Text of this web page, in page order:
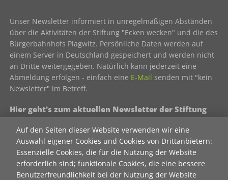
Auf den Seiten dieser Website verwenden wir eine
Auswahl eigener Cookies und Cookies von Drittanbietern:
Essenzielle Cookies, die für die Nutzung der Website
erforderlich sind; funktionale Cookies, die eine bessere
Benutzerfreundlichkeit bei der Nutzung der Website
Unser Newsletter informiert in unregelmäßigen Abständen
über die Aktivitäten der Stiftung "Ecken wecken" und die des
Bürgerbahnhofs Plagwitz. Persönliche Daten werden auf
einem Server in Deutschland gespeichert und werden nicht
an Dritte weitergegeben. Natürlich kann jederzeit eine
Abmeldung erfolgen - einfach eine E-Mail senden mit "kein
Newsletter" im Betreff.
Hier geht's zum aktuellen Newsletter der Stiftung
"Ecken wecken":
als html
als pdf